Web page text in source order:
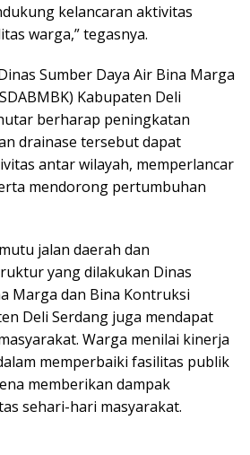
kelancaran aktivitas
warga,” tegasnya.
Sumber Daya Air Bina Marga
Kabupaten Deli
berharap peningkatan
drainase tersebut dapat
antar wilayah, memperlancar
mendorong pertumbuhan
jalan daerah dan
yang dilakukan Dinas
Marga dan Bina Kontruksi
Deli Serdang juga mendapat
Warga menilai kinerja
memperbaiki fasilitas publik
memberikan dampak
sehari-hari masyarakat.